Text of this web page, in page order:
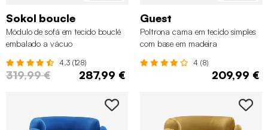
Sokol boucle
Módulo de sofá em tecido bouclé
embalado a vácuo
4.3 (128)
319,99 € 287,99 €
Guest
Poltrona cama em tecido simples
com base em madeira
4 (8)
209,99 €